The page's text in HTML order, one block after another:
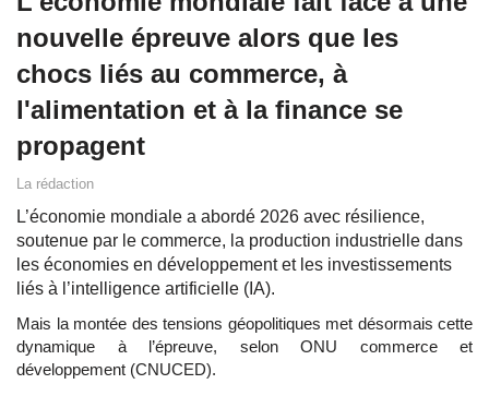
nouvelle épreuve alors que les
chocs liés au commerce, à
l'alimentation et à la finance se
propagent
La rédaction
L’économie mondiale a abordé 2026 avec résilience,
soutenue par le commerce, la production industrielle dans
les économies en développement et les investissements
liés à l’intelligence artificielle (IA).
Mais la montée des tensions géopolitiques met désormais cette
dynamique à l’épreuve, selon ONU commerce et
développement (CNUCED).